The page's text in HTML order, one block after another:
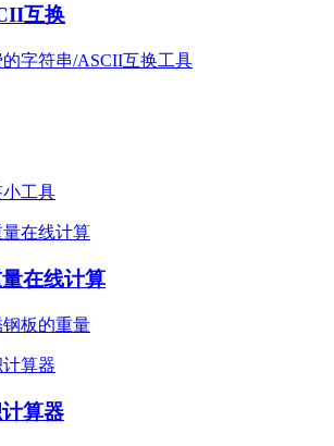
互换
字符串/ASCII互换工具
工具
在线计算
板的重量
算器